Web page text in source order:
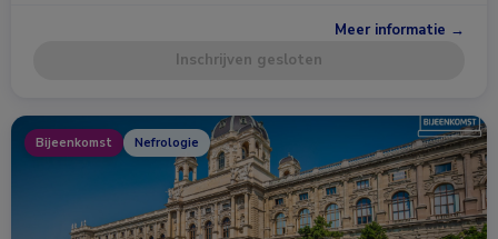
Meer informatie →
Inschrijven gesloten
Bijeenkomst Nefrologie